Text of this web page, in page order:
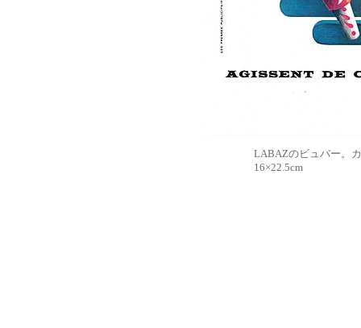
LABAZのビュバー。
16×22.5cm